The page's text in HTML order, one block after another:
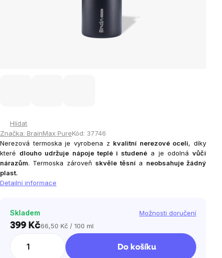
Hlídat
Značka: BrainMax PureKód: 37746
Nerezová termoska je vyrobena z kvalitní nerezové oceli, díky
které dlouho udržuje nápoje teplé i studené a je odolnávůči
nárazům. Termoska zároveň skvěle těsnía neobsahuje žádný
plast.
Detailní informace
Skladem Možnosti doručení
399 KčMěrná
66,50 Kč / 100 ml
Do košíku